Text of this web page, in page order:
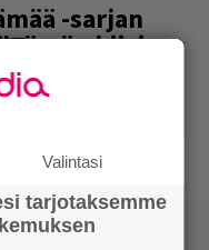
-sarjan
biisin
joulua
Valintasi
tarjotaksemme